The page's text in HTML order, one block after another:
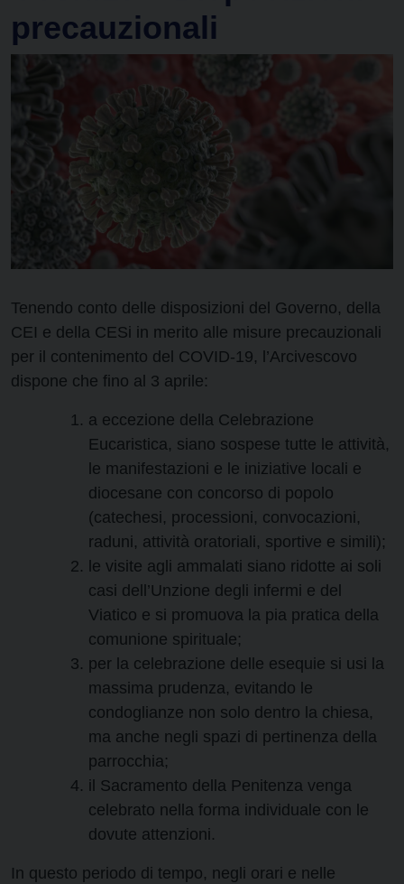
precauzionali
Tenendo conto delle disposizioni del Governo, della
CEI e della CESi in merito alle misure precauzionali
per il contenimento del COVID-19, l’Arcivescovo
dispone che fino al 3 aprile:
a eccezione della Celebrazione
Eucaristica, siano sospese tutte le attività,
le manifestazioni e le iniziative locali e
diocesane con concorso di popolo
(catechesi, processioni, convocazioni,
raduni, attività oratoriali, sportive e simili);
le visite agli ammalati siano ridotte ai soli
casi dell’Unzione degli infermi e del
Viatico e si promuova la pia pratica della
comunione spirituale;
per la celebrazione delle esequie si usi la
massima prudenza, evitando le
condoglianze non solo dentro la chiesa,
ma anche negli spazi di pertinenza della
parrocchia;
il Sacramento della Penitenza venga
celebrato nella forma individuale con le
dovute attenzioni.
In questo periodo di tempo, negli orari e nelle